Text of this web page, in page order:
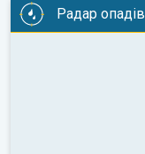
Радар опадів